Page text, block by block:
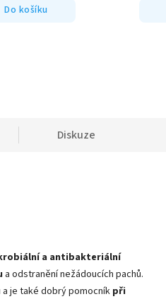
Do košíku
Diskuze
a antibakteriální
a odstranění nežádoucích pachů.
je také dobrý pomocník při